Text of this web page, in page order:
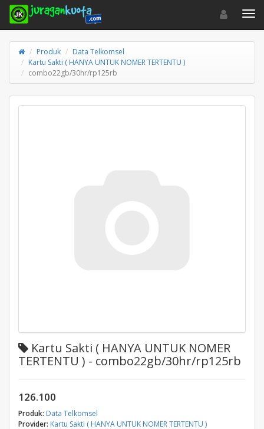
Toggle
Produk
Data Telkomsel
Kartu Sakti ( HANYA UNTUK NOMER TERTENTU )
combo22gb/30hr/rp125rb
Kartu Sakti ( HANYA UNTUK NOMER
TERTENTU ) - combo22gb/30hr/rp125rb
126.100
Produk: Data Telkomsel
Provider: Kartu Sakti ( HANYA UNTUK NOMER TERTENTU )